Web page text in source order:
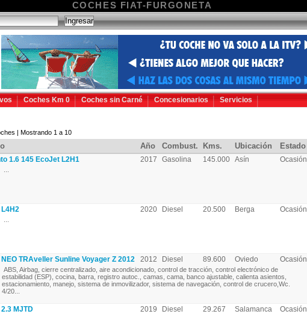
COCHES FIAT-FURGONETA
Coches Km 0 Coches sin Carné Concesionarios Servicios
| Mostrando 1 a 10
Año Combust. Kms. Ubicación Estado
1.6 145 EcoJet L2H1 2017 Gasolina 145.000 Asín Ocasión
L4H2 2020 Diesel 20.500 Berga Ocasión
NEO TRAveller Sunline Voyager Z 2012 2012 Diesel 89.600 Oviedo Ocasión
ABS, Airbag, cierre centralizado, aire acondicionado, control de tracción, control electrónico de
estabilidad (ESP), cocina, barra, registro autoc., camas, cama, banco ajustable, calienta asientos,
estacionamiento, manejo, sistema de inmovilizador, sistema de navegación, control de crucero,Wc.
4/20...
2.3 MJTD 2019 Diesel 29.267 Salamanca Ocasión